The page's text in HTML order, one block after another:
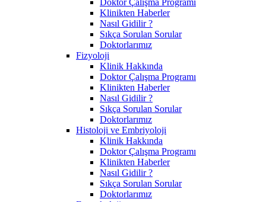
Klinikten Haberler
Nasıl Gidilir ?
Sıkça Sorulan Sorular
Doktorlarımız
Fizyoloji
Klinik Hakkında
Doktor Çalışma Programı
Klinikten Haberler
Nasıl Gidilir ?
Sıkça Sorulan Sorular
Doktorlarımız
Histoloji ve Embriyoloji
Klinik Hakkında
Doktor Çalışma Programı
Klinikten Haberler
Nasıl Gidilir ?
Sıkça Sorulan Sorular
Doktorlarımız